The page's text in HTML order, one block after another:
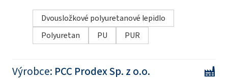
Dvousložkové polyuretanové lepidlo
Polyuretan
PU PUR
Výrobce: PCC Prodex Sp. z o.o.